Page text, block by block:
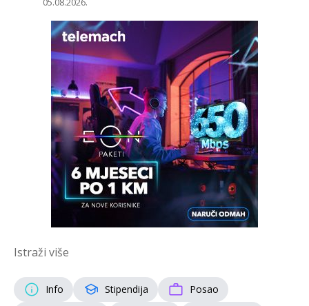
Istraži više
Info Stipendija
Posao